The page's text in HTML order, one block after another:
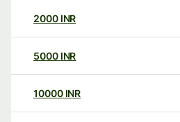
2000 INR
5000 INR
10000 INR